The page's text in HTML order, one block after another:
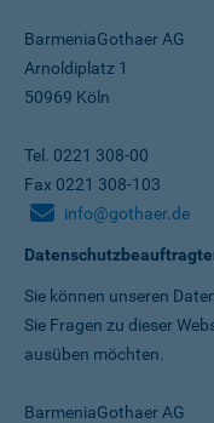
BarmeniaGothaer AG
Arnoldiplatz 1
50969 Köln
Tel. 0221 308-00
Fax 0221 308-103
info@gothaer.de
Sie können unseren
Sie Fragen zu dieser
ausüben möchten.
BarmeniaGothaer AG